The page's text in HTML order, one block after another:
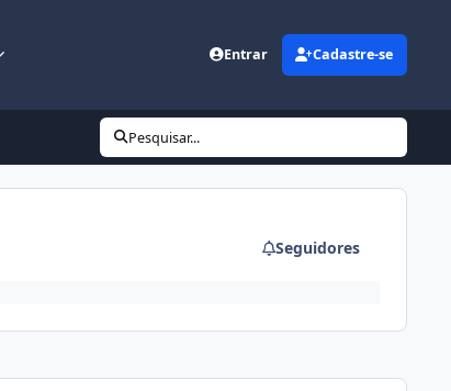
Entrar Cadastre-se
Pesquisar...
Seguidores